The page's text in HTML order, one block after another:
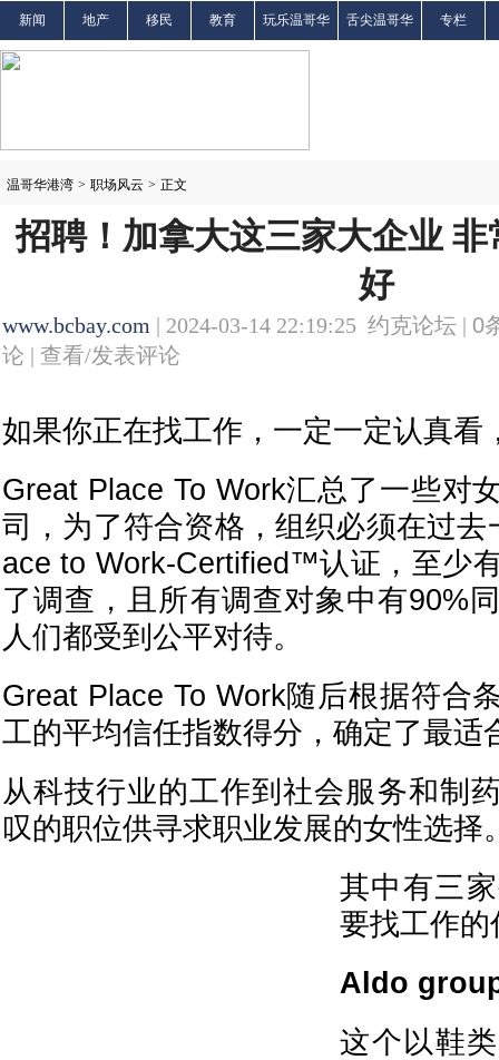
新闻 地产 移民 教育 玩乐温哥华 舌尖温哥华 专栏
温哥华港湾 > 职场风云 > 正文
招聘！加拿大这三家大企业
好
www.bcbay.com | 2024-03-14 22:19:25 约克论坛 | 0
论 | 查看/发表评论
如果你正在找工作，一定一定认真看
Great Place To Work汇总了一些对
司，为了符合资格，组织必须在过
ace to Work-Certified™认证，至少
了调查，且所有调查对象中有90%
人们都受到公平对待。
Great Place To Work随后根据符合
工的平均信任指数得分，确定了最适
从科技行业的工作到社会服务和制
叹的职位供寻求职业发展的女性选择
其中有三
要找工作
Aldo
这个以鞋